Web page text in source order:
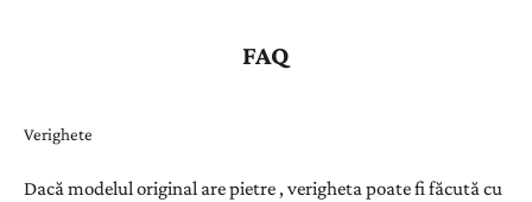
FAQ
Verighete
Dacă modelul original are pietre , verigheta poate fi făcută cu